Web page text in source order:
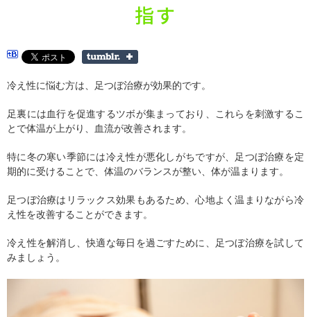
指す
冷え性に悩む方は、足つぼ治療が効果的です。
足裏には血行を促進するツボが集まっており、これらを刺激するこ
とで体温が上がり、血流が改善されます。
特に冬の寒い季節には冷え性が悪化しがちですが、足つぼ治療を定
期的に受けることで、体温のバランスが整い、体が温まります。
足つぼ治療はリラックス効果もあるため、心地よく温まりながら冷
え性を改善することができます。
冷え性を解消し、快適な毎日を過ごすために、足つぼ治療を試して
みましょう。